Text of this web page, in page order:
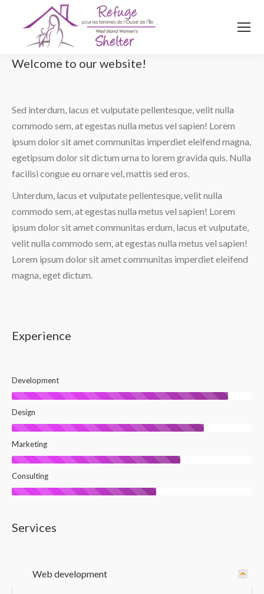
Welcome to our website!
Sed interdum, lacus et vulputate pellentesque, velit nulla
commodo sem, at egestas nulla metus vel sapien! Lorem
ipsum dolor sit amet communitas imperdiet eleifend magna,
egetipsum dolor sit dictum urna to lorem gravida quis. Nulla
facilisi congue eu ornare vel, mattis sed eros.
Unterdum, lacus et vulputate pellentesque, velit nulla
commodo sem, at egestas nulla metus vel sapien! Lorem
ipsum dolor sit amet communitas erdum, lacus et vulputate,
velit nulla commodo sem, at egestas nulla metus vel sapien!
Lorem ipsum dolor sit amet communitas imperdiet eleifend
magna, eget dictum.
Experience
Development
Design
Marketing
Consulting
Services
Web development